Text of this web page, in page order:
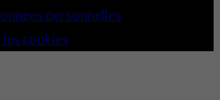
personnelles
cookies